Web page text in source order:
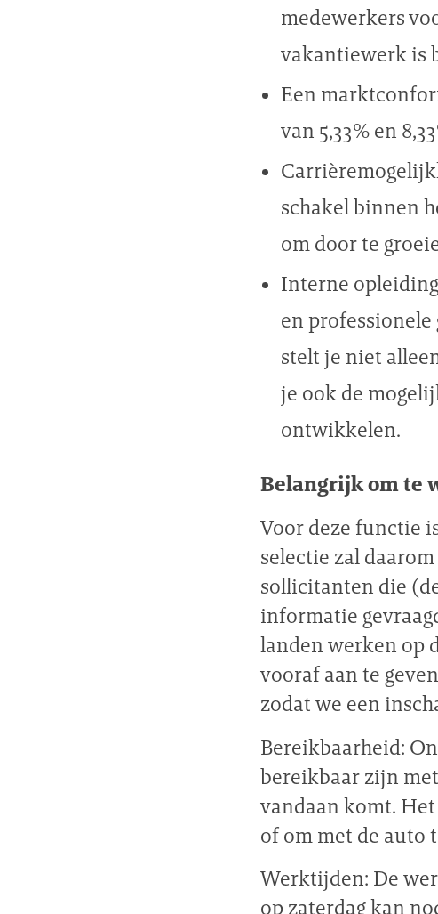
medewerkers
vakantiewerk is
Een
van 5,33% en
schakel binnen
om door te
Interne
en
stelt je niet
je ook de
ontwikkelen.
Belangrijk om te
Voor deze functie
selectie zal
sollicitanten die
informatie
landen werken op
vooraf aan te
zodat we een
Bereikbaarheid:
bereikbaar zijn
vandaan komt.
of om met de auto
Werktijden: De
op zaterdag kan